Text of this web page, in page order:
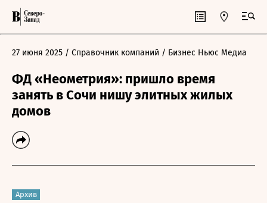
27 июня 2025 / Справочник компаний / Бизнес Ньюс Медиа
ФД «Неометрия»: пришло время
занять в Сочи нишу элитных жилых
домов
Архив